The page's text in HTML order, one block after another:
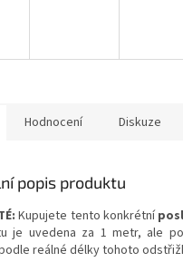
Hodnocení Diskuze
popis produktu
Kupujete tento konkrétní
je uvedena za 1 metr, ale
reálné délky tohoto